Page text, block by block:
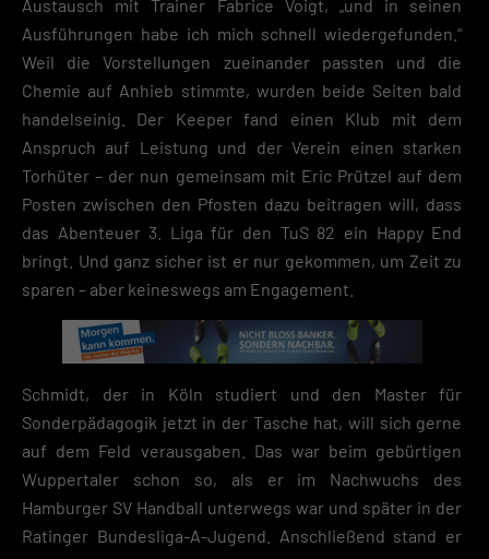
Austausch mit Trainer Fabrice Voigt, „und in seinen
Ausführungen habe ich mich schnell wiedergefunden.“
Weil die Vorstellungen zueinander passten und die
Chemie auf Anhieb stimmte, wurden beide Seiten bald
handelseinig. Der Keeper fand einen Klub mit dem
Anspruch auf Leistung und der Verein einen starken
Torhüter – der nun gemeinsam mit Eric Prützel auf dem
Posten zwischen den Pfosten dazu beitragen will, dass
das Abenteuer 3. Liga für den TuS 82 ein Happy End
bringt. Und ganz sicher ist er nur gekommen, um Zeit zu
sparen – aber keineswegs am Engagement.
Schmidt, der in Köln studiert und den Master für
Sonderpädagogik jetzt in der Tasche hat, will sich gerne
auf dem Feld verausgaben. Das war beim gebürtigen
Wuppertaler schon so, als er im Nachwuchs des
Hamburger SV Handball unterwegs war und später in der
Ratinger Bundesliga-A-Jugend. Anschließend stand er